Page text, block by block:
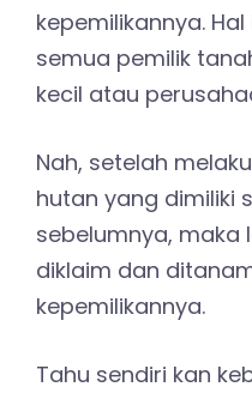
kepemilikannya.
semua pemilik
kecil atau
Nah, setelah
hutan yang dimiliki
sebelumnya, maka
diklaim dan
kepemilikannya.
Tahu sendiri kan